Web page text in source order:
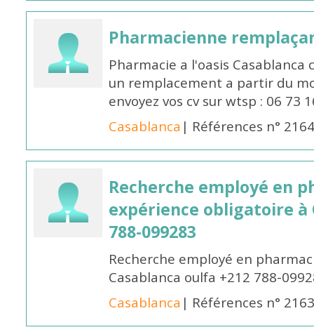
Pharmacienne
Pharmacie a l'oasis
un remplacement a partir du
envoyez vos cv sur wtsp : 06 73
Casablanca | Références n°
Recherche employé en
expérience obligatoire à
788-099283
Recherche employé en
Casablanca oulfa +212 788-
Casablanca | Références n°